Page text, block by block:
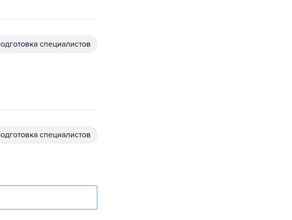
подготовка специалистов
подготовка специалистов